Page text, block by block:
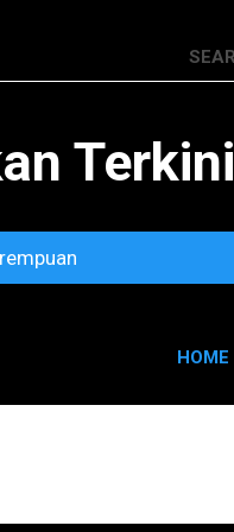
Terkini
HOME